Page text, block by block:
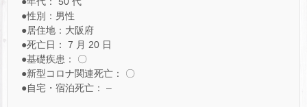
●性別：男性
●居住地：大阪府
●死亡日： 7 月 20 日
●基礎疾患： 〇
●新型コロナ関連死亡： 〇
●自宅・宿泊死亡： –